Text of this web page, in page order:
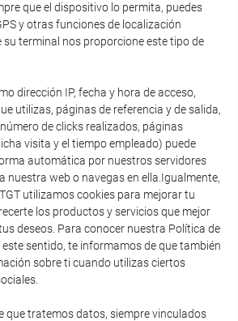
que el dispositivo lo permita, puedes
y otras funciones de localización
terminal nos proporcione este tipo de
dirección IP, fecha y hora de acceso,
utilizas, páginas de referencia y de salida,
de clicks realizados, páginas
visita y el tiempo empleado) puede
automática por nuestros servidores
nuestra web o navegas en ella.Igualmente,
utilizamos cookies para mejorar tu
los productos y servicios que mejor
deseos. Para conocer nuestra Política de
este sentido, te informamos de que también
sobre ti cuando utilizas ciertos
que tratemos datos, siempre vinculados